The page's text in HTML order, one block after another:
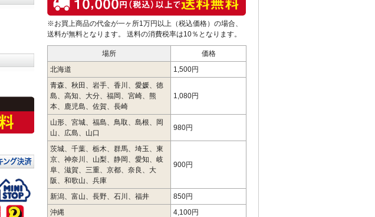
※お買上商品の代金が一ヶ所1万円以上（税込価格）の場合、
送料が無料となります。 送料の消費税率は10％となります。
場所
価格
北海道
1,500円
青森、秋田、岩手、香川、愛媛、徳
島、高知、大分、福岡、宮崎、熊
本、鹿児島、佐賀、長崎
1,080円
山形、宮城、福島、鳥取、島根、岡
山、広島、山口
980円
茨城、千葉、栃木、群馬、埼玉、東
京、神奈川、山梨、静岡、愛知、岐
阜、滋賀、三重、京都、奈良、大
阪、和歌山、兵庫
900円
新潟、富山、長野、石川、福井
850円
沖縄
4,100円